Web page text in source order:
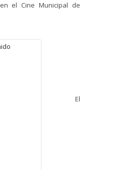
en el Cine Municipal de
El